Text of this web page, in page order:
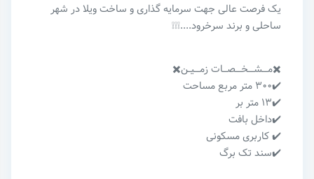
یک فرصت عالی جهت سرمایه گذاری و ساخت ویلا در شهر
ساحلی و برند سرخرود....❕❕❕
✖️مــــشــــخــــصـــات زمــــیــن✖️
✔️۳۰۰ متر مربع مساحت
✔️۱۳ متر بر
✔️داخل بافت
✔️ کاربری مسکونی
✔️سند تک برگ